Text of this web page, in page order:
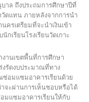
าล ถึงประถมการศึกษาปีที่
ดแทน ภายหลังจากการนำ
ครเตรียมที่จะนำเงินเข้า
เรียนโรงเรียนวัดเกาะ
านเขตพื้นที่การศึกษา
งรัดงบประมาณที่ทาง
ซ่อมแซมอาคารเรียนด้วย
จะผ่านการเห็นชอบหรือได้
อมแซมอาคารเรียนให้กับ